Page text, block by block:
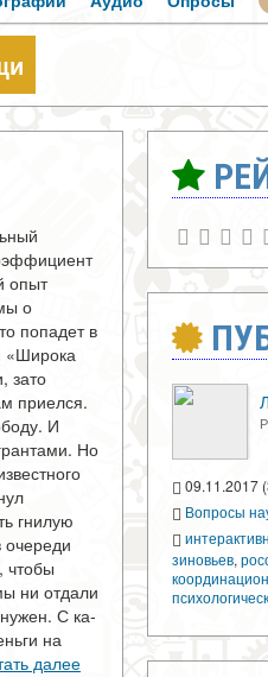
опыт
о
попадет в
«Широка
зато
приелся.
И
Но
гнилую
оче­реди
чтобы
ни отдали
нужен. С ка­
на
далее
09.11.2017
Вопросы
зиновьев,